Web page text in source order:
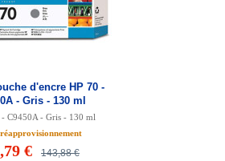
d'encre HP 70 -
- Gris - 130 ml
- C9450A - Gris - 130 ml
143,88 €
€